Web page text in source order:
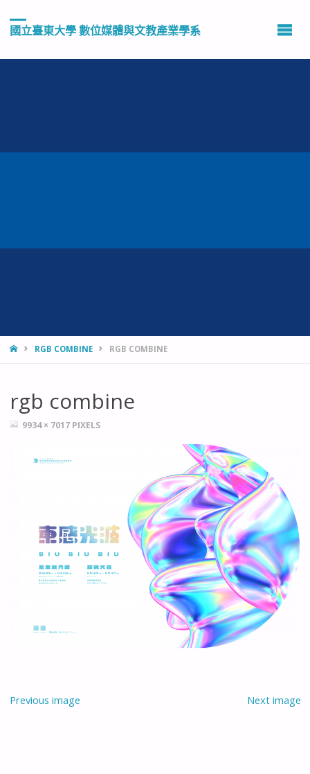
國立臺東大學 數位媒體與文教產業學系
HOMERGB COMBINE RGB COMBINE
rgb combine
FULL9934 × 7017 PIXELS
Previous image Next image